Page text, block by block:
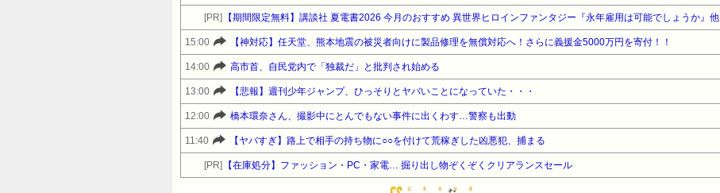
[PR] 【期間限定無料】講談社 夏電書2026 今月のおすすめ 異世界ヒロインファンタジー『永年雇用は可能でしょうか』他
15:00 【神対応】任天堂、熊本地震の被災者向けに製品修理を無償対応へ！さらに義援金5000万円を寄付！！
14:00 高市首、自民党内で「独裁だ」と批判され始める
13:00 【悲報】週刊少年ジャンプ、ひっそりとヤバいことになっていた・・・
12:00 橋本環奈さん、撮影中にとんでもない事件に出くわす…警察も出動
11:40 【ヤバすぎ】路上で相手の持ち物に○○を付けて荒稼ぎした凶悪犯、捕まる
[PR] 【在庫処分】ファッション・PC・家電… 掘り出し物ぞくぞくクリアランスセール